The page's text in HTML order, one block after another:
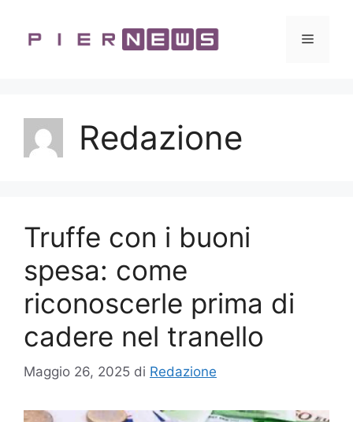
contenuto
Menu
Redazione
Truffe con i buoni
spesa: come
riconoscerle prima di
cadere nel tranello
Maggio 26, 2025 di Redazione